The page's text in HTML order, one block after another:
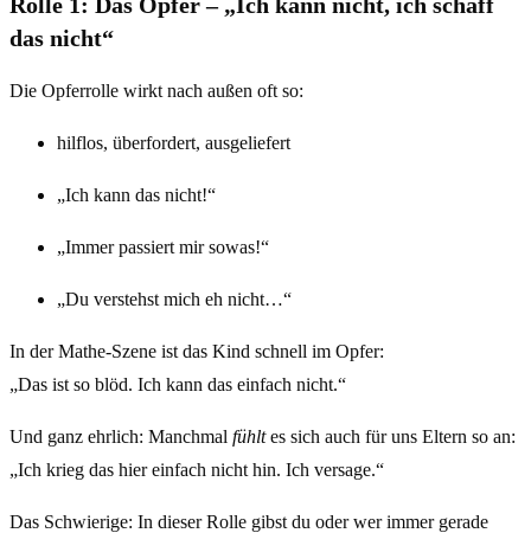
das nicht“
Die Opferrolle wirkt nach außen oft so:
hilflos, überfordert, ausgeliefert
„Ich kann das nicht!“
„Immer passiert mir sowas!“
„Du verstehst mich eh nicht…“
In der Mathe-Szene ist das Kind schnell im Opfer:
„Das ist so blöd. Ich kann das einfach nicht.“
Und ganz ehrlich: Manchmal fühltes sich auch für uns Eltern so an:
„Ich krieg das hier einfach nicht hin. Ich versage.“
Das Schwierige: In dieser Rolle gibst du oder wer immer gerade